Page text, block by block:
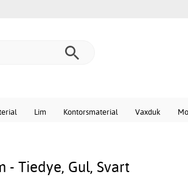
Lim Kontorsmaterial Vaxduk
- Tiedye, Gul, Svart